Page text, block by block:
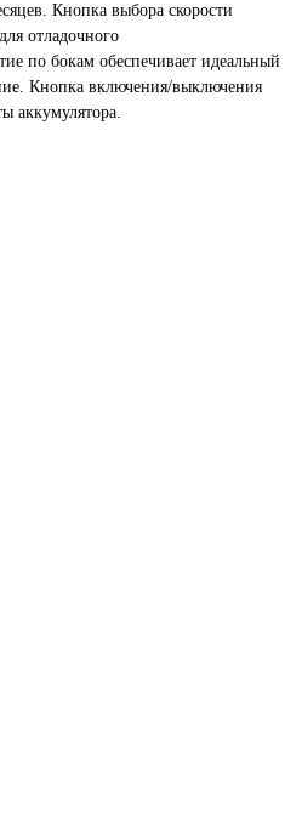
Кнопка выбора скорости
отладочного
по бокам обеспечивает идеальный
Кнопка включения/выключения
аккумулятора.